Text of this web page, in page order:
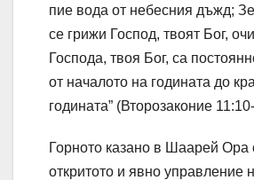
пие вода от небесния дъжд;
се грижи Господ, твоят Бог,
Господа, твоя Бог, са
от началото на годината до
годината” (Второзаконие
Горното казано в Шаарей Ора
откритото и явно управление